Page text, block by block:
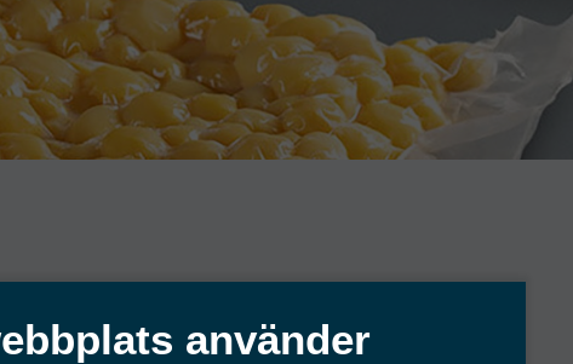
använder
i hög kvalitet